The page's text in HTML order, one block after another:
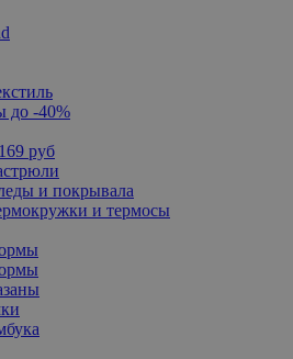
до -40%
руб
и покрывала
и термосы